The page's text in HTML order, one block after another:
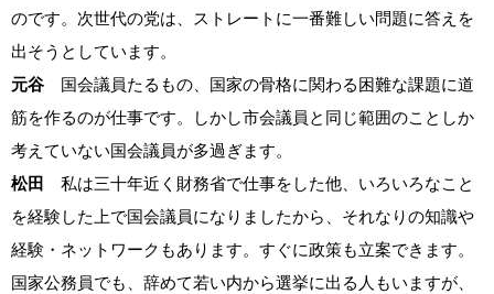
のです。次世代の党は、ストレートに一番難しい問題に答えを
出そうとしています。
元谷 国会議員たるもの、国家の骨格に関わる困難な課題に道
筋を作るのが仕事です。しかし市会議員と同じ範囲のことしか
考えていない国会議員が多過ぎます。
松田 私は三十年近く財務省で仕事をした他、いろいろなこと
を経験した上で国会議員になりましたから、それなりの知識や
経験・ネットワークもあります。すぐに政策も立案できます。
国家公務員でも、辞めて若い内から選挙に出る人もいますが、